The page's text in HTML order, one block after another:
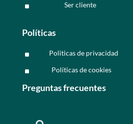
^ Ser cliente
Políticas
^ Politicas de privacidad
^ Políticas de cookies
Preguntas frecuentes